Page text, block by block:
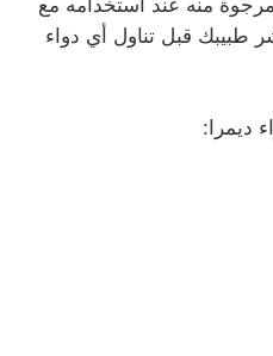
طبيبك قبل تناول أي دواء
ديمرا: